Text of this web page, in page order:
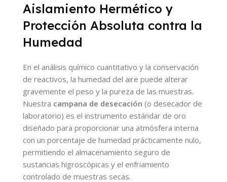
Aislamiento Hermético y
Protección Absoluta contra la
Humedad
En el análisis químico cuantitativo y la conservación
de reactivos, la humedad del aire puede alterar
gravemente el peso y la pureza de las muestras.
Nuestra campana de desecación (o desecador de
laboratorio) es el instrumento estándar de oro
diseñado para proporcionar una atmósfera interna
con un porcentaje de humedad prácticamente nulo,
permitiendo el almacenamiento seguro de
sustancias higroscópicas y el enfriamiento
controlado de muestras secas.